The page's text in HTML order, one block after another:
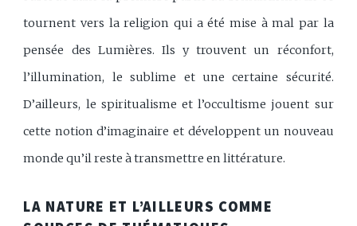
tournent vers la religion qui a été mise à mal par la
pensée des Lumières. Ils y trouvent un réconfort,
l’illumination, le sublime et une certaine sécurité.
D’ailleurs, le spiritualisme et l’occultisme jouent sur
cette notion d’imaginaire et développent un nouveau
monde qu’il reste à transmettre en littérature.
LA NATURE ET L’AILLEURS COMME